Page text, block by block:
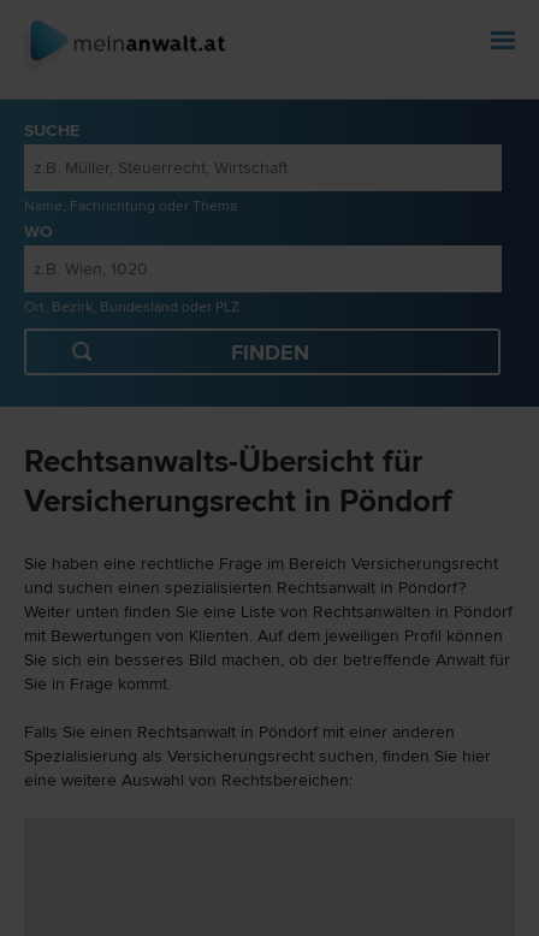
SUCHE
Name, Fachrichtung oder Thema
WO
Ort, Bezirk, Bundesland oder PLZ
Rechtsanwalts-Übersicht für
Versicherungsrecht in Pöndorf
Sie haben eine rechtliche Frage im Bereich Versicherungsrecht
und suchen einen spezialisierten Rechtsanwalt in Pöndorf?
Weiter unten finden Sie eine Liste von Rechtsanwälten in Pöndorf
mit Bewertungen von Klienten. Auf dem jeweiligen Profil können
Sie sich ein besseres Bild machen, ob der betreffende Anwalt für
Sie in Frage kommt.
Falls Sie einen Rechtsanwalt in Pöndorf mit einer anderen
Spezialisierung als Versicherungsrecht suchen, finden Sie hier
eine weitere Auswahl von Rechtsbereichen: